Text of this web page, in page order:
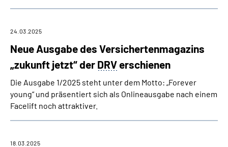
Neue Ausgabe des Versichertenmagazins
„zukunft jetzt“ der DRVerschienen
24.03.2025
Die Ausgabe 1/2025 steht unter dem Motto: „Forever
young“ und präsentiert sich als Onlineausgabe nach einem
Facelift noch attraktiver.
18.03.2025